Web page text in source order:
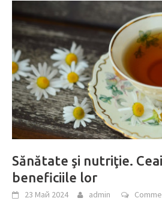
Sănătate şi nutriţie.
beneficiile lor
23 Май 2024 admin